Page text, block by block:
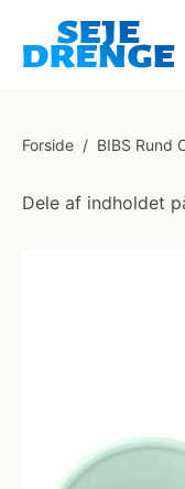
Forside / BIBS Rund
Dele af indholdet